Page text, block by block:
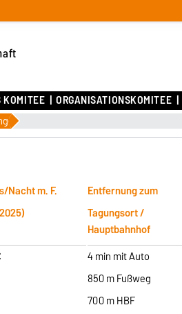
ORGANISATIONSKOMITEE
Nacht m. F.
Entfernung zum
Tagungsort /
Hauptbahnhof
4 min mit Auto
850 m Fußweg
700 m HBF